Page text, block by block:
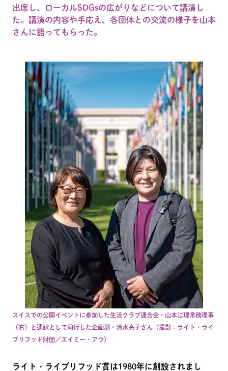
出席し、ローカルSDGsの広がりなどについて講演し
た。講演の内容や手応え、各団体との交流の様子を山本
さんに語ってもらった。
スイスでの公開イベントに参加した生活クラブ連合会・山本江理常務理事
（右）と通訳として同行した企画部・清水亮子さん（撮影：ライト・ライ
ブリフッド財団／エイミー・アウ）
ライト・ライブリフッド賞は1980年に創設されまし